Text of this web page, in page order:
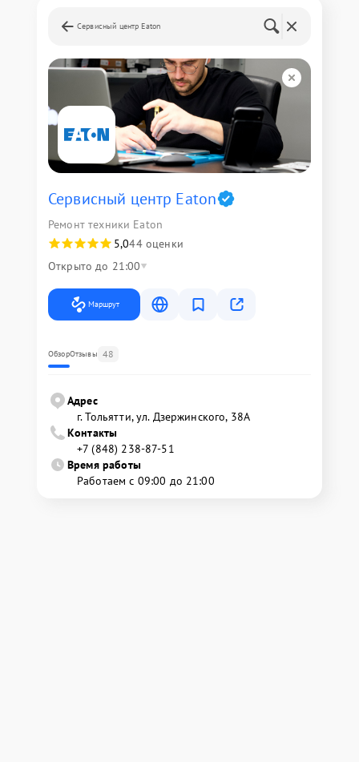
Сервисный центр Eaton
Сервисный центр Eaton
Ремонт техники Eaton
5,044 оценки
Открыто до 21:00
Маршрут
ОбзорОтзывы 48
Адрес
г. Тольятти, ул. Дзержинского, 38А
Контакты
+7 (848) 238-87-51
Время работы
Работаем с 09:00 до 21:00